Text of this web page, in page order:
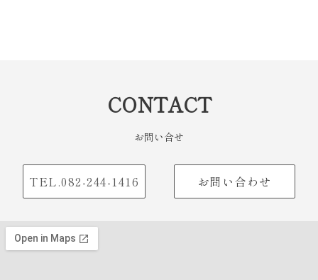
CONTACT
お問い合せ
TEL.082-244-1416 お問い合わせ